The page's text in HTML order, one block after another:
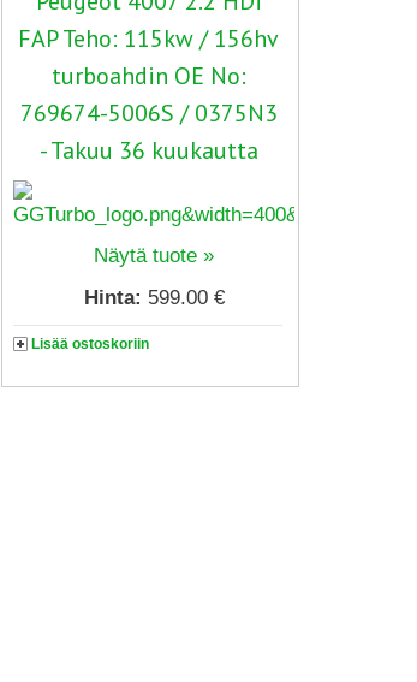
FAP Teho: 115kw / 156hv
turboahdin OE No:
769674-5006S / 0375N3
- Takuu 36 kuukautta
Näytä tuote »
Hinta: 599.00 €
Lisää ostoskoriin